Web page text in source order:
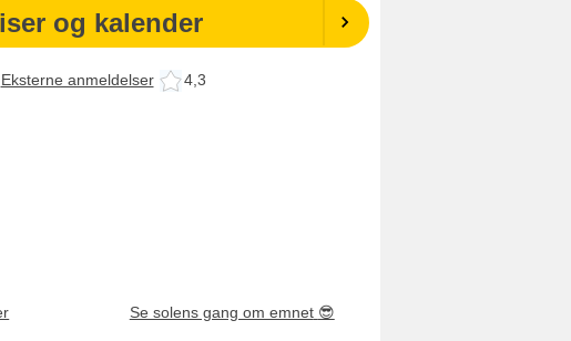
og kalender
Eksterne anmeldelser 4,3
Se solens gang om emnet 😎